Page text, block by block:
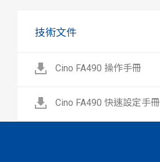
技術文件
Cino FA490 操作手冊
Cino FA490 快速設定手冊